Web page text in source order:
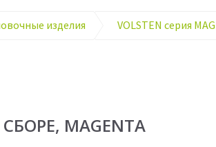
изделия
MAGENTA